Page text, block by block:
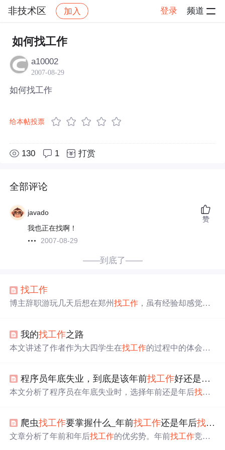
非技术区 加入 登录 频道
社区 非技术区
如何找工作
a10002
2007-08-29
如何找工作
给本帖投票
130 1 打赏
全部评论
javado
我也正在找啊！
2007-08-29
赞
——到底了——
找工作
博主辞职游玩几天后想在郑州找工作 ，虽有经验却感觉找
我的找工作之路
本文讲述了作者作为大四学生在找工作的过程中的体会和
面试心得等实用建议。
程序员年底失业，到底是该年前找工作好还是年后
本文分析了程序员在年底失业时，选择年前还是年后找工
争激烈和毕业生春招带来的压力。文章还提供了Android开
发相关的面试题，帮助求职者准备面试。
爬虫找工作要掌握什么_年前找工作还是年后找工作
文章分析了年前和年后找工作的优劣势。年前找工作竞争